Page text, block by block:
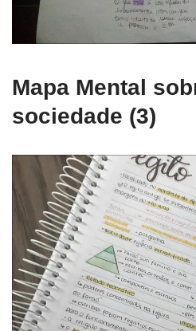
Mapa Mental
sociedade (3)